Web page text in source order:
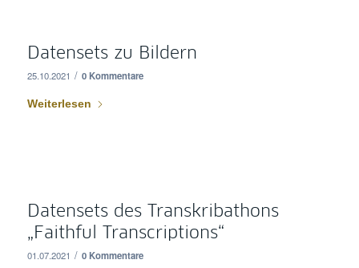
Datensets zu Bildern
25.10.2021 / 0 Kommentare
Weiterlesen
Datensets des Transkribathons
„Faithful Transcriptions“
01.07.2021 / 0 Kommentare